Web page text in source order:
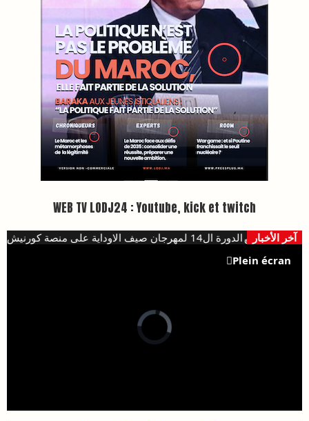
WEB TV LODJ24 : Youtube, kick et twitch
آخر الأخبار
هؤلاء يفتتحون الدورة ال14 لمهرجان صيف الاوداية على منصة كورنيش ابو رقراق
Plein écran